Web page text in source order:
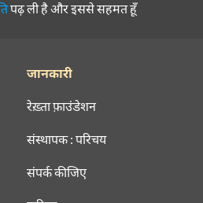
पढ़ ली है और इससे सहमत हूँ
जानकारी
रेख़्ता फ़ाउंडेशन
संस्थापक : परिचय
संपर्क कीजिए